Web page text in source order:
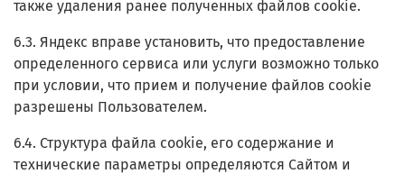
также удаления ранее полученных файлов cookie.
6.3. Яндекс вправе установить, что предоставление
определенного сервиса или услуги возможно только
при условии, что прием и получение файлов cookie
разрешены Пользователем.
6.4. Структура файла cookie, его содержание и
технические параметры определяются Сайтом и